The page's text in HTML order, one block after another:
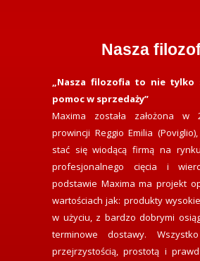
Nasza
„Nasza filozofia to nie tylko
pomoc w sprzedaży”
Maxima została założona w
prowincji Reggio Emilia
stać się wiodącą firmą na
profesjonalnego cięcia i
podstawie Maxima ma projekt
wartościach jak: produkty
w użyciu, z bardzo dobrymi
terminowe dostawy.
przejrzystością, prostotą i